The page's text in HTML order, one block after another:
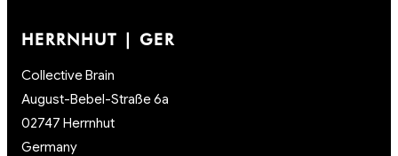
HERRNHUT | GER
Collective Brain
August-Bebel-Straße 6a
02747 Herrnhut
Germany